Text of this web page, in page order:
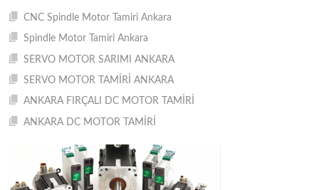
CNC Spindle Motor Tamiri Ankara
Spindle Motor Tamiri Ankara
SERVO MOTOR SARIMI ANKARA
SERVO MOTOR TAMİRİ ANKARA
ANKARA FIRÇALI DC MOTOR TAMİRİ
ANKARA DC MOTOR TAMİRİ